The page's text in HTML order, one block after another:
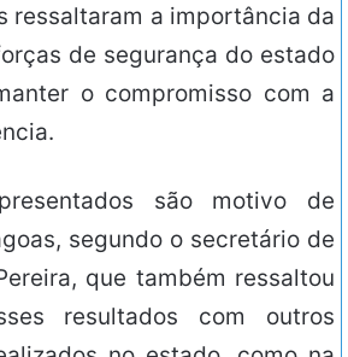
ressaltaram a importância da
de segurança do estado
o compromisso com a
são motivo de
segundo o secretário de
que também ressaltou
resultados com outros